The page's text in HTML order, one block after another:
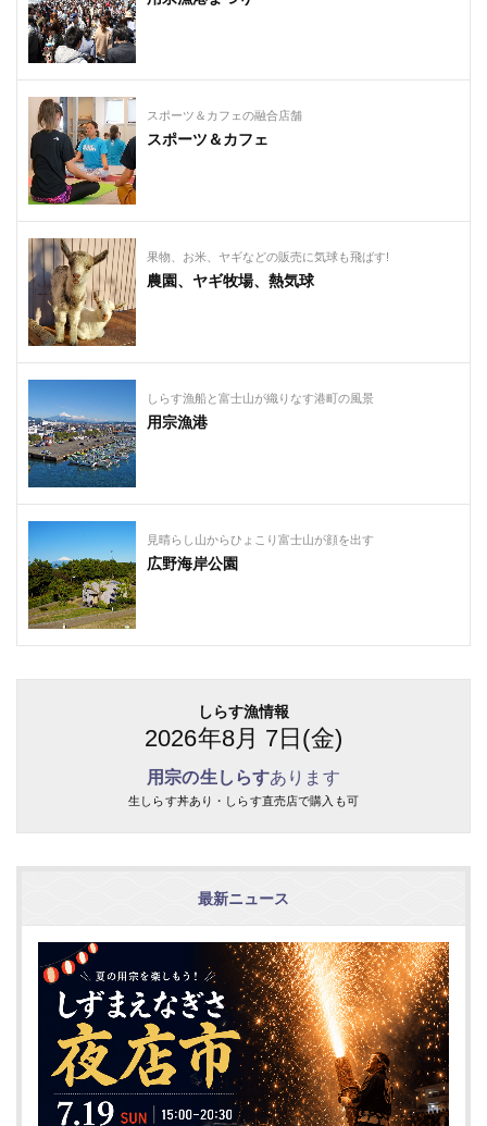
スポーツ＆カフェの融合店舗
スポーツ＆カフェ
果物、お米、ヤギなどの販売に気球も飛ばす!
農園、ヤギ牧場、熱気球
しらす漁船と富士山が織りなす港町の風景
用宗漁港
見晴らし山からひょこり富士山が顔を出す
広野海岸公園
しらす漁情報
2026年8月 7日(金)
用宗の生しらすあります
生しらす丼あり・しらす直売店で購入も可
最新ニュース